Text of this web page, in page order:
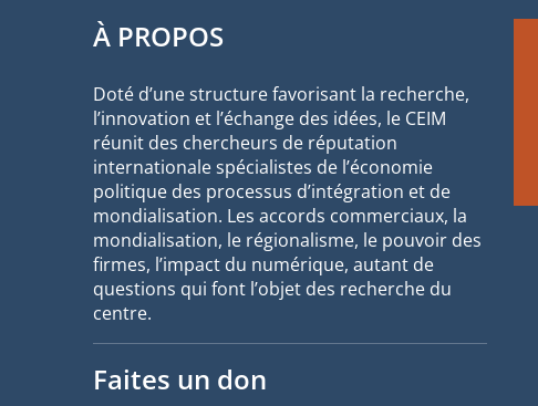
À PROPOS
Doté d’une structure favorisant la recherche,
l’innovation et l’échange des idées, le CEIM
réunit des chercheurs de réputation
internationale spécialistes de l’économie
politique des processus d’intégration et de
mondialisation. Les accords commerciaux, la
mondialisation, le régionalisme, le pouvoir des
firmes, l’impact du numérique, autant de
questions qui font l’objet des recherche du
centre.
Faites un don